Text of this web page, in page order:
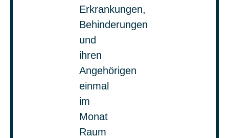
Erkrankungen,
Behinderungen
und
ihren
Angehörigen
einmal
im
Monat
Raum